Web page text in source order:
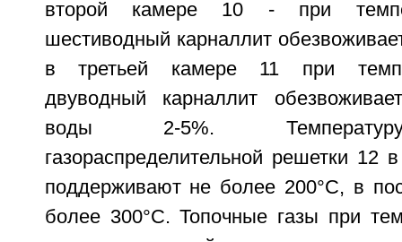
второй камере 10 - при
шестиводный карналлит
в третьей камере 11 при
двуводный карналлит
воды 2-5%.
газораспределительной решетки 12
поддерживают не более 200°С, в
более 300°С. Топочные газы при